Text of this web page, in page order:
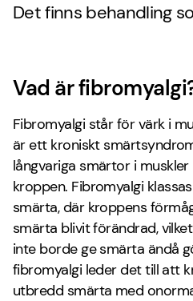
Det finns behandling
Vad är
Fibromyalgi står för värk i
är ett kroniskt
långvariga smärtor i
kroppen. Fibromyalgi
smärta, där kroppens
smärta blivit förändrad,
inte borde ge smärta ändå
fibromyalgi leder det till att
utbredd smärta med